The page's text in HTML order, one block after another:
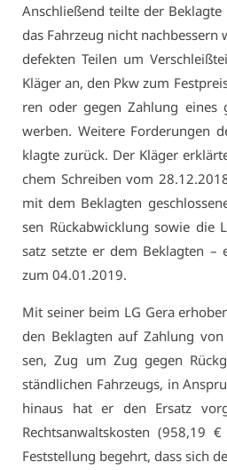
An­schlie­ßend teil­te der
das Fahr­zeug nicht nach­bes­sern
de­fek­ten Tei­len um
Klä­ger an, den Pkw zum
ren oder ge­gen Zah­lung
wer­ben. Wei­te­re For­de­run­gen
klag­te zu­rück. Der Klä­ger
chem Schrei­ben vom
mit dem Be­klag­ten
sen Rück­ab­wick­lung so­wie die
satz setz­te er dem Be­klag­ten –
zum 04.01.2019.
Mit sei­ner beim LG Ge­ra
den Be­klag­ten auf Zah­lung
sen, Zug um Zug ge­gen
ständ­li­chen Fahr­zeugs, in
hin­aus hat er den Er­satz
Rechts­an­walts­kos­ten (958,19
Fest­stel­lung be­gehrt, dass sich